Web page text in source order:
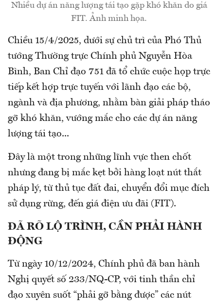
Nhiều dự án năng lượng tái tạo gặp khó khăn do giá
FIT. Ảnh minh họa.
Chiều 15/4/2025, dưới sự chủ trì của Phó Thủ
tướng Thường trực Chính phủ Nguyễn Hòa
Bình, Ban Chỉ đạo 751 đã tổ chức cuộc họp trực
tiếp kết hợp trực tuyến với lãnh đạo các bộ,
ngành và địa phương, nhằm bàn giải pháp tháo
gỡ khó khăn, vướng mắc cho các dự án năng
lượng tái tạo...
Đây là một trong những lĩnh vực then chốt
nhưng đang bị mắc kẹt bởi hàng loạt nút thắt
pháp lý, từ thủ tục đất đai, chuyển đổi mục đích
sử dụng rừng, đến giá điện ưu đãi (FIT).
ĐÃRÕ LỘ TRÌNH, CẦN PHẢI HÀNH
ĐỘNG
Từ ngày 10/12/2024, Chính phủ đã ban hành
Nghị quyết số 233/NQ-CP, với tinh thần chỉ
đạo xuyên suốt “phải gỡ bằng được” các nút